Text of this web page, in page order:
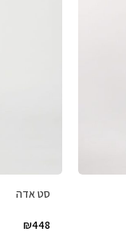
סט אדה
₪448